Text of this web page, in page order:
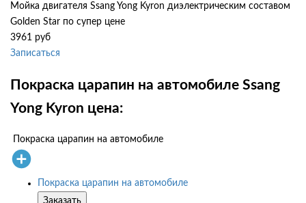
Мойка двигателя Ssang Yong Kyron диэлектрическим составом
Golden Star по супер цене
3961 руб
Записаться
Покраска царапин на автомобиле Ssang
Yong Kyron цена:
Покраска царапин на автомобиле
Покраска царапин на автомобиле
Заказать